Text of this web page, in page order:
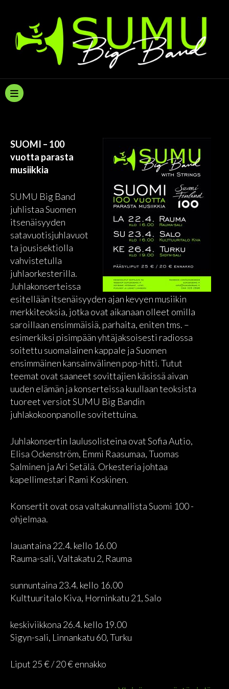
content
SUOMI – 100
vuotta parasta
musiikkia
SUMU Big Band
juhlistaa Suomen
itsenäisyyden
satavuotisjuhlavuot
ta jousisektiolla
vahvistetulla
juhlaorkesterilla.
Juhlakonserteissa
esitellään itsenäisyyden ajan kevyen musiikin
merkkiteoksia, jotka ovat aikanaan olleet omilla
saroillaan ensimmäisiä, parhaita, eniten tms. –
esimerkiksi pisimpään yhtäjaksoisesti radiossa
soitettu suomalainen kappale ja Suomen
ensimmäinen kansainvälinen pop-hitti. Tutut
teemat ovat saaneet sovittajien käsissä aivan
uuden elämän ja konserteissa kuullaan teoksista
tuoreet versiot SUMU Big Bandin
juhlakokoonpanolle sovitettuina.
Juhlakonsertin laulusolisteina ovat Sofia Autio,
Elisa Ockenström, Emmi Raasumaa, Tuomas
Salminen ja Ari Setälä. Orkesteria johtaa
kapellimestari Rami Koskinen.
Konsertit ovat osa valtakunnallista Suomi 100 -
ohjelmaa.
lauantaina 22.4. kello 16.00
Rauma-sali, Valtakatu 2, Rauma
sunnuntaina 23.4. kello 16.00
Kulttuuritalo Kiva, Horninkatu 21, Salo
keskiviikkona 26.4. kello 19.00
Sigyn-sali, Linnankatu 60, Turku
Liput 25 € / 20 € ennakko